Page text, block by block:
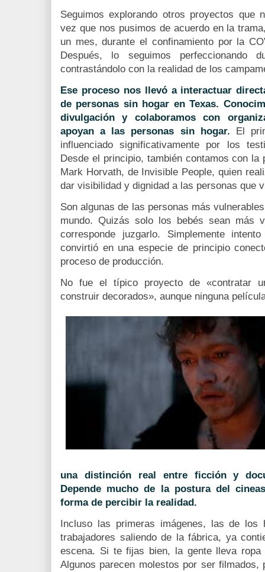
Seguimos explorando otros proyectos que
vez que nos pusimos de acuerdo en la
un mes, durante el confinamiento por la
Después, lo seguimos perfeccionando
contrastándolo con la realidad de los
Ese proceso nos llevó a interactuar
de personas sin hogar en Texas.
divulgación y colaboramos con
apoyan a las personas sin hogar.
El
influenciado significativamente por los
Desde el principio, también contamos con
Mark Horvath, de Invisible People, quien
dar visibilidad y dignidad a las personas que
Son algunas de las personas más
mundo. Quizás solo los bebés sean más
corresponde juzgarlo. Simplemente
convirtió en una especie de principio
proceso de producción.
No fue el típico proyecto de «contratar
construir decorados», aunque ninguna
una distinción real entre ficción y
Depende mucho de la postura del
forma de percibir la realidad.
Incluso las primeras imágenes, las de los
trabajadores saliendo de la fábrica, ya
escena. Si te fijas bien, la gente lleva ropa
Algunos parecen molestos por ser